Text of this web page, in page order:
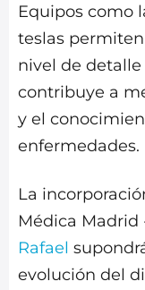
Equipos como
teslas
nivel de
contribuye a
y el
enfermedades.
La
Médica Madrid
Rafael
evolución del